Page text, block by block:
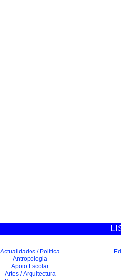
Actualidades / Politica
Antropologia
Apoio Escolar
Artes / Arquitectura